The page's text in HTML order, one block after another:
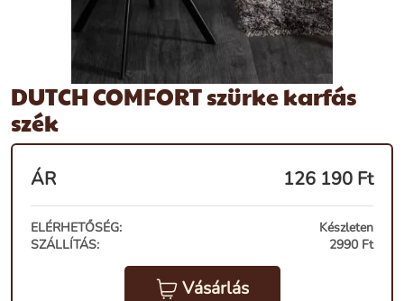
DUTCH COMFORT szürke karfás
szék
ÁR 126 190 Ft
ELÉRHETŐSÉG:
Készleten
SZÁLLÍTÁS:
2990 Ft
Vásárlás